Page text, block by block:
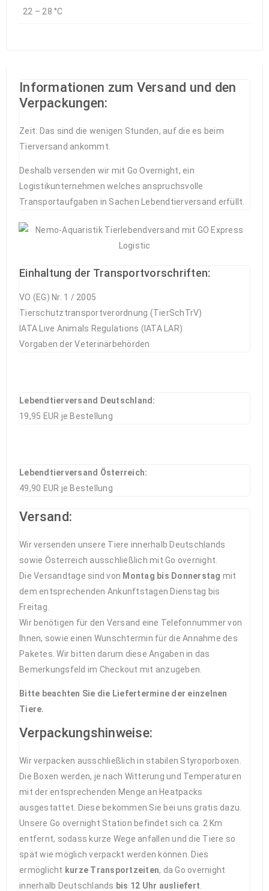
22 – 28 °C
Informationen zum Versand und den
Verpackungen:
Zeit: Das sind die wenigen Stunden, auf die es beim
Tierversand ankommt.
Deshalb versenden wir mit Go Overnight, ein
Logistikunternehmen welches anspruchsvolle
Transportaufgaben in Sachen Lebendtierversand erfüllt.
Einhaltung der Transportvorschriften:
VO (EG) Nr. 1 / 2005
Tierschutztransportverordnung (TierSchTrV)
IATA Live Animals Regulations (IATA LAR)
Vorgaben der Veterinärbehörden
Lebendtierversand Deutschland:
19,95 EUR je Bestellung
Lebendtierversand Österreich:
49,90 EUR je Bestellung
Versand:
Wir versenden unsere Tiere innerhalb Deutschlands
sowie Österreich ausschließlich mit Go overnight.
Die Versandtage sind von Montag bis Donnerstag mit
dem entsprechenden Ankunftstagen Dienstag bis
Freitag.
Wir benötigen für den Versand eine Telefonnummer von
Ihnen, sowie einen Wunschtermin für die Annahme des
Paketes. Wir bitten darum diese Angaben in das
Bemerkungsfeld im Checkout mit anzugeben.
Bitte beachten Sie die Liefertermine der einzelnen
Tiere.
Verpackungshinweise:
Wir verpacken ausschließlich in stabilen Styroporboxen.
Die Boxen werden, je nach Witterung und Temperaturen
mit der entsprechenden Menge an Heatpacks
ausgestattet. Diese bekommen Sie bei uns gratis dazu.
Unsere Go overnight Station befindet sich ca. 2 Km
entfernt, sodass kurze Wege anfallen und die Tiere so
spät wie möglich verpackt werden können. Dies
ermöglicht kurze Transportzeiten, da Go overnight
innerhalb Deutschlands bis 12 Uhr ausliefert